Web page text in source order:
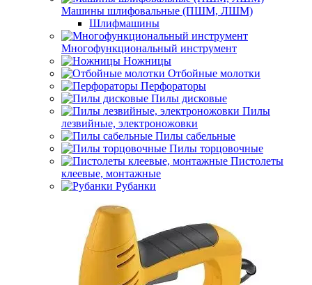
Машины шлифовальные (ПШМ, ЛШМ)
Шлифмашины
Многофункциональный инструмент
Ножницы
Отбойные молотки
Перфораторы
Пилы дисковые
Пилы
лезвийные, электроножовки
Пилы сабельные
Пилы торцовочные
Пистолеты
клеевые, монтажные
Рубанки